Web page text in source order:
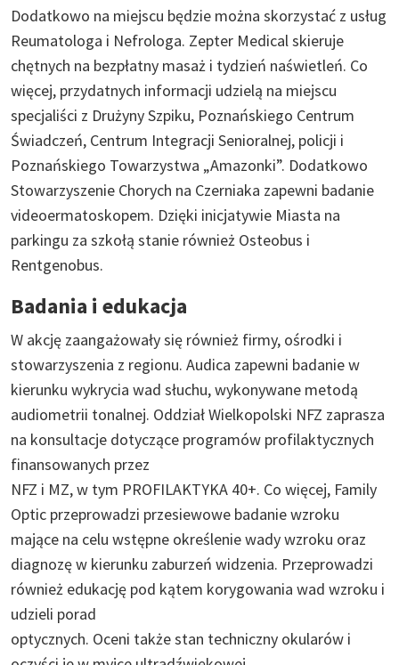
Dodatkowo na miejscu będzie można skorzystać z usług
Reumatologa i Nefrologa. Zepter Medical skieruje
chętnych na bezpłatny masaż i tydzień naświetleń. Co
więcej, przydatnych informacji udzielą na miejscu
specjaliści z Drużyny Szpiku, Poznańskiego Centrum
Świadczeń, Centrum Integracji Senioralnej, policji i
Poznańskiego Towarzystwa „Amazonki”. Dodatkowo
Stowarzyszenie Chorych na Czerniaka zapewni badanie
videoermatoskopem. Dzięki inicjatywie Miasta na
parkingu za szkołą stanie również Osteobus i
Rentgenobus.
Badania i edukacja
W akcję zaangażowały się również firmy, ośrodki i
stowarzyszenia z regionu. Audica zapewni badanie w
kierunku wykrycia wad słuchu, wykonywane metodą
audiometrii tonalnej. Oddział Wielkopolski NFZ zaprasza
na konsultacje dotyczące programów profilaktycznych
finansowanych przez
NFZ i MZ, w tym PROFILAKTYKA 40+. Co więcej, Family
Optic przeprowadzi przesiewowe badanie wzroku
mające na celu wstępne określenie wady wzroku oraz
diagnozę w kierunku zaburzeń widzenia. Przeprowadzi
również edukację pod kątem korygowania wad wzroku i
udzieli porad
optycznych. Oceni także stan techniczny okularów i